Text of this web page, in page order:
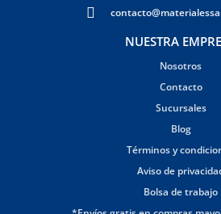
NUESTRA
Nosotros
Contacto
Sucursales
Blog
Términos y
Aviso de
Bolsa de trabajo